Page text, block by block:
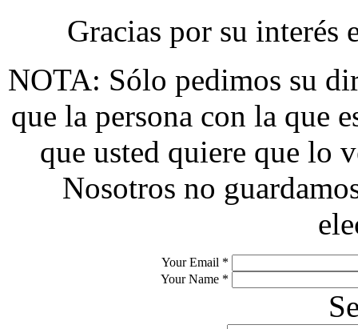
Gracias por su interés
NOTA: Sólo pedimos su
que la persona con la que
que usted quiere que lo
Nosotros no
Your Email *
Your Name *